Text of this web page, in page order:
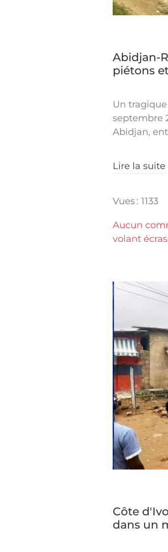
Abidjan-
piétons
Un
septembre
Abidjan,
Lire la suite
Vues : 1133
Aucun
volant
Côte
dans un